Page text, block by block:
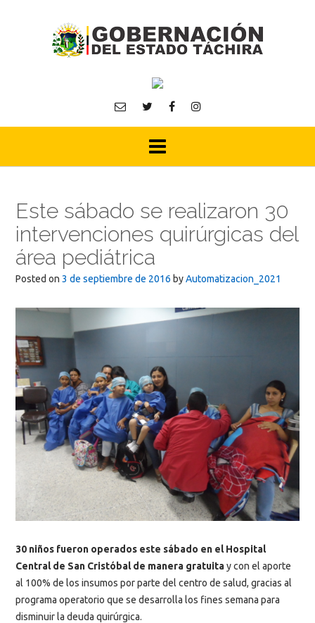
Este sábado se realizaron 30
intervenciones quirúrgicas del
área pediátrica
Posted on 3 de septiembre de 2016 byAutomatizacion_2021
30 niños fueron operados este sábado en el Hospital
Central de San Cristóbal de manera gratuitay con el aporte
al 100% de los insumos por parte del centro de salud, gracias al
programa operatorio que se desarrolla los fines semana para
disminuir la deuda quirúrgica.